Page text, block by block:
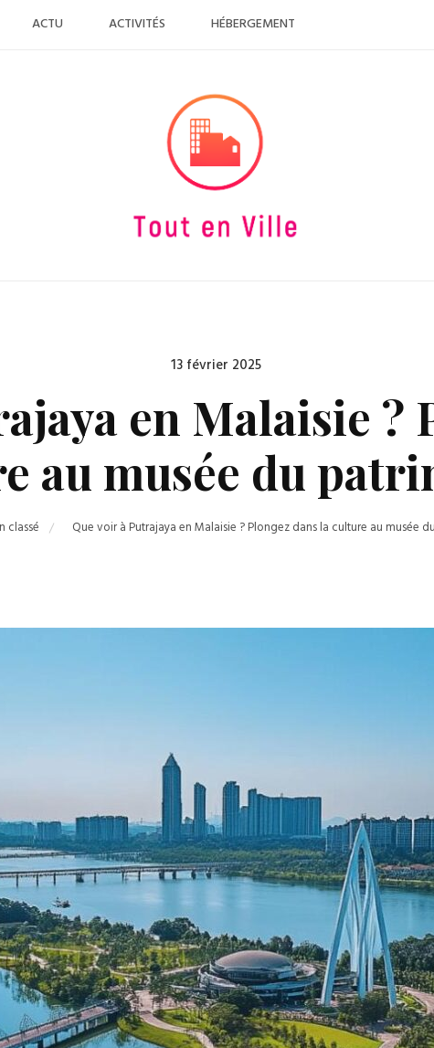
ACTU ACTIVITÉS HÉBERGEMENT
Posted
13 février 2025
en Malaisie ?
au musée du
classé Que voir à Putrajaya en Malaisie ? Plongez dans la culture au musée